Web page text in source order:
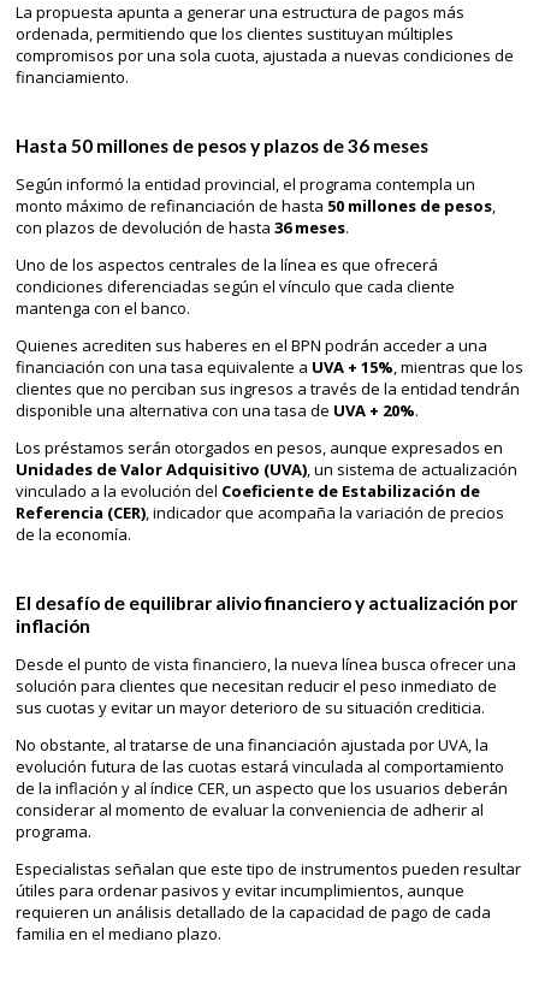
La propuesta apunta a generar una estructura de pagos más
ordenada, permitiendo que los clientes sustituyan múltiples
compromisos por una sola cuota, ajustada a nuevas condiciones de
financiamiento.
Hasta 50 millones de pesos y plazos de 36 meses
Según informó la entidad provincial, el programa contempla un
monto máximo de refinanciación de hasta 50 millones de pesos,
con plazos de devolución de hasta 36 meses.
Uno de los aspectos centrales de la línea es que ofrecerá
condiciones diferenciadas según el vínculo que cada cliente
mantenga con el banco.
Quienes acrediten sus haberes en el BPN podrán acceder a una
financiación con una tasa equivalente a UVA + 15%, mientras que los
clientes que no perciban sus ingresos a través de la entidad tendrán
disponible una alternativa con una tasa de UVA + 20%.
Los préstamos serán otorgados en pesos, aunque expresados en
Unidades de Valor Adquisitivo (UVA), un sistema de actualización
vinculado a la evolución del Coeficiente de Estabilización de
Referencia (CER), indicador que acompaña la variación de precios
de la economía.
El desafío de equilibrar alivio financiero y actualización por
inflación
Desde el punto de vista financiero, la nueva línea busca ofrecer una
solución para clientes que necesitan reducir el peso inmediato de
sus cuotas y evitar un mayor deterioro de su situación crediticia.
No obstante, al tratarse de una financiación ajustada por UVA, la
evolución futura de las cuotas estará vinculada al comportamiento
de la inflación y al índice CER, un aspecto que los usuarios deberán
considerar al momento de evaluar la conveniencia de adherir al
programa.
Especialistas señalan que este tipo de instrumentos pueden resultar
útiles para ordenar pasivos y evitar incumplimientos, aunque
requieren un análisis detallado de la capacidad de pago de cada
familia en el mediano plazo.